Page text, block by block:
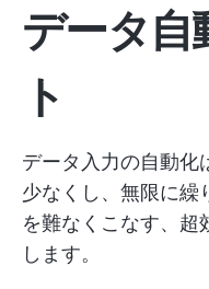
データ自
ト
データ入力の自動化
少なくし、無限に繰
を難なくこなす、超
します。